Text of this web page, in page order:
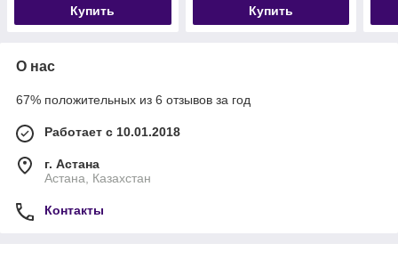
Купить Купить
О нас
67% положительных из 6 отзывов за год
Работает с 10.01.2018
г. Астана
Астана, Казахстан
Контакты